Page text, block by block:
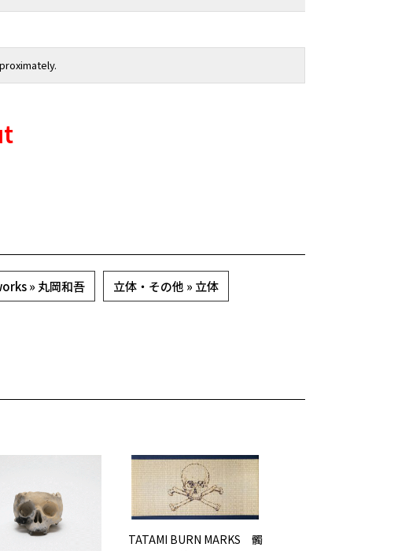
» 丸岡和吾 立体・その他 » 立体
TATAMI BURN MARKS 髑